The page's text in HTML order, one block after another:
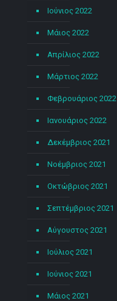
Ιούνιος 2022
Μάιος 2022
Απρίλιος 2022
Μάρτιος 2022
Φεβρουάριος 2022
Ιανουάριος 2022
Δεκέμβριος 2021
Νοέμβριος 2021
Οκτώβριος 2021
Σεπτέμβριος 2021
Αύγουστος 2021
Ιούλιος 2021
Ιούνιος 2021
Μάιος 2021